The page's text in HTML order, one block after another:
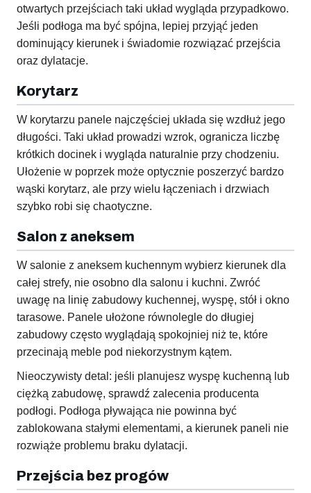
otwartych przejściach taki układ wygląda przypadkowo.
Jeśli podłoga ma być spójna, lepiej przyjąć jeden
dominujący kierunek i świadomie rozwiązać przejścia
oraz dylatacje.
Korytarz
W korytarzu panele najczęściej układa się wzdłuż jego
długości. Taki układ prowadzi wzrok, ogranicza liczbę
krótkich docinek i wygląda naturalnie przy chodzeniu.
Ułożenie w poprzek może optycznie poszerzyć bardzo
wąski korytarz, ale przy wielu łączeniach i drzwiach
szybko robi się chaotyczne.
Salon z aneksem
W salonie z aneksem kuchennym wybierz kierunek dla
całej strefy, nie osobno dla salonu i kuchni. Zwróć
uwagę na linię zabudowy kuchennej, wyspę, stół i okno
tarasowe. Panele ułożone równolegle do długiej
zabudowy często wyglądają spokojniej niż te, które
przecinają meble pod niekorzystnym kątem.
Nieoczywisty detal: jeśli planujesz wyspę kuchenną lub
ciężką zabudowę, sprawdź zalecenia producenta
podłogi. Podłoga pływająca nie powinna być
zablokowana stałymi elementami, a kierunek paneli nie
rozwiąże problemu braku dylatacji.
Przejścia bez progów